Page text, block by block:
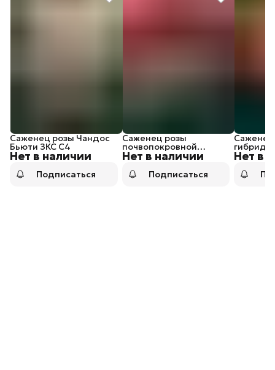
Нет в наличии
Саженец розы Чандос
Бьюти ЗКС С4
Подписаться
Нет в наличии
Саженец розы
почвопокровной
Скарлет Мейяндекор
ЗКС С4
Подписаться
Нет в
С4